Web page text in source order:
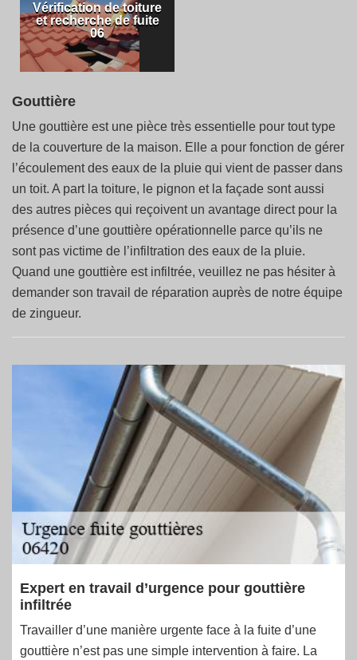
Vérification de toiture
et recherche de fuite
06
Gouttière
Une gouttière est une pièce très essentielle pour tout type
de la couverture de la maison. Elle a pour fonction de gérer
l’écoulement des eaux de la pluie qui vient de passer dans
un toit. A part la toiture, le pignon et la façade sont aussi
des autres pièces qui reçoivent un avantage direct pour la
présence d’une gouttière opérationnelle parce qu’ils ne
sont pas victime de l’infiltration des eaux de la pluie.
Quand une gouttière est infiltrée, veuillez ne pas hésiter à
demander son travail de réparation auprès de notre équipe
de zingueur.
Expert en travail d’urgence pour gouttière
infiltrée
Travailler d’une manière urgente face à la fuite d’une
gouttière n’est pas une simple intervention à faire. La